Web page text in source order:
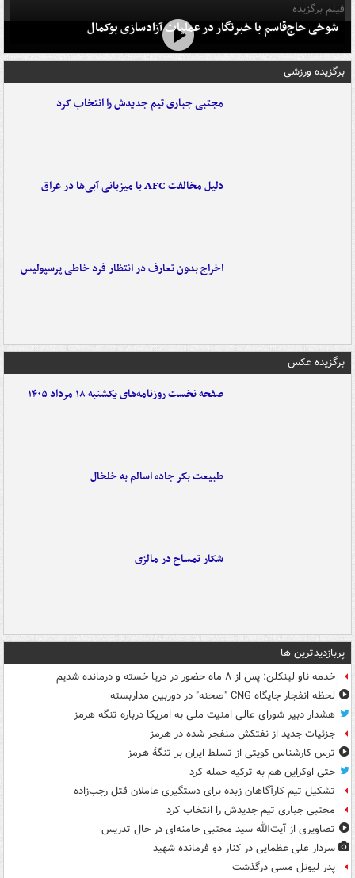
فیلم برگزیده
شوخی حاج‌قاسم با خبرنگار در عملیات آزادسازی بوکمال
برگزیده ورزشی
مجتبی جباری تیم جدیدش را انتخاب کرد
دلیل مخالفت AFC با میزبانی آبی‌ها در عراق
اخراج بدون تعارف در انتظار فرد خاطی پرسپولیس
برگزیده عکس
صفحه نخست روزنامه‌های یکشنبه ۱۸ مرداد ۱۴۰۵
طبیعت بکر جاده اسالم به خلخال
شکار تمساح در مالزی
پربازدیدترین ها
خدمه ناو لینکلن: پس از ۸ ماه حضور در دریا خسته و درمانده‌ شدیم
لحظه انفجار جایگاه CNG "صحنه" در دوربین مداربسته
هشدار دبیر شورای عالی امنیت ملی به امریکا درباره تنگه هرمز
جزئیات جدید از نفتکش منفجر شده در هرمز
ترس کارشناس کویتی از تسلط ایران بر تنگۀ هرمز
حتی اوکراین هم به ترکیه حمله کرد
تشکیل تیم کارآگاهان زبده برای دستگیری عاملان قتل رجب‌زاده
مجتبی جباری تیم جدیدش را انتخاب کرد
تصاویری از آیت‌الله سید مجتبی خامنه‌ای در حال تدریس
سردار علی عظمایی در کنار دو فرمانده شهید
پدر لیونل مسی درگذشت